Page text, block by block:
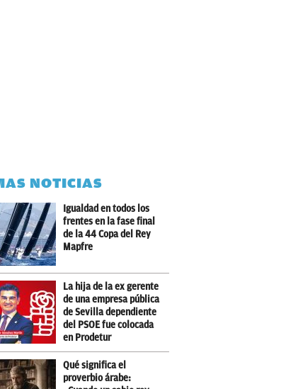
NOTICIAS
Igualdad en todos los
frentes en la fase final
de la 44 Copa del Rey
Mapfre
La hija de la ex gerente
de una empresa pública
de Sevilla dependiente
del PSOE fue colocada
en Prodetur
Qué significa el
proverbio árabe: